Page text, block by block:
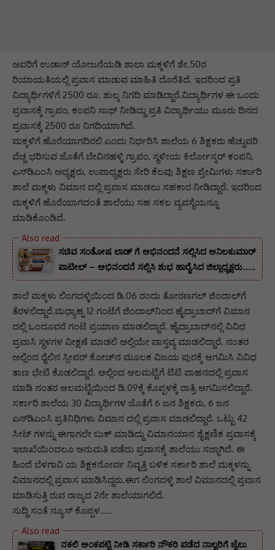
ಅವರಿಗೆ ಉಡಾನ್‌ ಯೋಜನೆಯಡಿ ಶಾಲಾ ಮಕ್ಕಳಿಗೆ ಶೇ.50ರ
ರಿಯಾಯತಿಯಲ್ಲಿ ಪ್ರವಾಸ ಮಾಡುವ ಮಾಹಿತಿ ದೊರೆತಿದೆ. ಇದರಿಂದ ಪ್ರತಿ
ವಿದ್ಯಾರ್ಥಿಗಳಿಗೆ 2500 ರೂ. ಶುಲ್ಕ ನಿಗದಿ ಮಾಡಿದ್ದಾರೆ.ವಿದ್ಯಾರ್ಥಿಗಳ ಈ ಒಂದು
ಪ್ರವಾಸಕ್ಕೆ ಗ್ರಾಪಂ, ಕಂಪನಿ ಸಾಥ್‌ ನೀಡಿದ್ದು ಪ್ರತಿ ವಿದ್ಯಾರ್ಥಿಯು ಮೂರು ದಿನದ
ಪ್ರವಾಸಕ್ಕೆ 2500 ರೂ ನಿಗದಿಯಾಾಗಿದೆ.
ಮಕ್ಕಳಿಗೆ ಹೊರೆಯಾಗದಿರಲಿ ಎಂದು ನಿರ್ಧರಿಸಿ ಶಾಲೆಯ 6 ಶಿಕ್ಷಕರು ಹೆಚ್ಚುವರಿ
ವೆಚ್ಚ ಭರಿಸುವ ಜೊತೆಗೆ ಬೇವಿನಹಳ್ಳಿ ಗ್ರಾಪಂ, ಸ್ಥಳೀಯ ಕಿರ್ಲೋಸ್ಕರ್‌ ಕಂಪನಿ,
ಎಸ್‌ಡಿಎಂಸಿ ಅಧ್ಯಕ್ಷರು, ಉಪಾಧ್ಯಕ್ಷರು ಸೇರಿ ಕೆಲವು ಶಿಕ್ಷಣ ಪ್ರೇಮಿಗಳು ಸರ್ಕಾರಿ
ಶಾಲೆ ಮಕ್ಕಳು ವಿಮಾನ ದಲ್ಲಿ ಪ್ರವಾಸ ಮಾಡಲು ಸಹಕಾರ ನೀಡಿದ್ದಾರೆ. ಇದರಿಂದ
ಮಕ್ಕಳಿಗೆ ಹೊರೆಯಾಗದಂತೆ ಶಾಲೆಯು ಸಹ ಸಕಲ ವ್ಯವಸ್ಥೆಯನ್ನೂ
ಮಾಡಿಕೊಂಡಿದೆ.
ಸಚಿವ ಸಂತೋಷ ಲಾಡ್ ಗೆ ಅಭಿನಂದನೆ ಸಲ್ಲಿಸಿದ ಅನಿಲಕುಮಾರ್
ಪಾಟೀಲ್ – ಅಭಿನಂದನೆ ಸಲ್ಲಿಸಿ ಶುಭ ಹಾರೈಸಿದ ಜಿಲ್ಲಾಧ್ಯಕ್ಷರು…..
ಶಾಲೆ ಮಕ್ಕಳು ಲಿಂಗದಳ್ಳಿಯಿಂದ ಡಿ.06 ರಂದು ತೋರಣಗಲ್‌ ಜಿಂದಾಲ್‌ಗೆ
ತೆರಳಲಿದ್ದಾರೆ.ಮಧ್ಯಾಹ್ನ 12 ಗಂಟೆಗೆ ಜಿಂದಾಲ್‌ನಿಂದ ಹೈದ್ರಾಬಾದ್‌ಗೆ ವಿಮಾನ
ದಲ್ಲಿ ಒಂದೂವರೆ ಗಂಟೆ ಪ್ರಯಾಣ ಮಾಡಲಿದ್ದಾರೆ. ಹೈದ್ರಾಬಾದ್‌ನಲ್ಲಿ ವಿವಿಧ
ಪ್ರವಾಸಿ ಸ್ಥಳಗಳ ವೀಕ್ಷಣೆ ಮಾಡಲಿ ಅಲ್ಲಿಯೇ ವಾಸ್ತವ್ಯ ಮಾಡಲಿದ್ದಾರೆ. ನಂತರ
ಅಲ್ಲಿಂದ ರೈಲಿನ ಸ್ಲೀಪರ್‌ ಕೋಚ್‌ನ ಮೂಲಕ ವಿಜಯ ಪುರಕ್ಕೆ ಆಗಮಿಸಿ ವಿವಿಧ
ತಾಣ ಭೇಟಿ ಕೊಡಲಿದ್ದಾರೆ. ಅಲ್ಲಿಂದ ಆಲಮಟ್ಟಿಗೆ ಟಿಟಿ ವಾಹನದಲ್ಲಿ ಪ್ರವಾಸ
ಮಾಡಿ ನಂತರ ಆಲಮಟ್ಟಿಯಿಂದ ಡಿ.09ಕ್ಕೆ ಕೊಪ್ಪಳಕ್ಕೆ ರಾತ್ರಿ ಆಗಮಿಸಲಿದ್ದಾರೆ.
ಸರ್ಕಾರಿ ಶಾಲೆಯ 30 ವಿದ್ಯಾರ್ಥಿಗಳ ಜೊತೆಗೆ 6 ಜನ ಶಿಕ್ಷಕರು, 6 ಜನ
ಎಸ್‌ಡಿಎಂಸಿ ಪ್ರತಿನಿಧಿಗಳು ವಿಮಾನ ದಲ್ಲಿ ಪ್ರವಾಸ ಮಾಡಲಿದ್ದಾರೆ. ಒಟ್ಟು 42
ಸೀಟ್‌ ಗಳನ್ನು ಈಗಾಗಲೇ ಬುಕ್‌ ಮಾಡಿದ್ದು ವಿಮಾನಯಾನ ಶೈಕ್ಷಣಿಕ ಪ್ರವಾಸಕ್ಕೆ
ಇಲಾಖೆಯಿಂದಲೂ ಅನುಮತಿ ಪಡೆದು ಪ್ರವಾಸಕ್ಕೆ ಶಾಲೆಯು ಸಜ್ಜಾಗಿದೆ. ಈ
ಹಿಂದೆ ಬೆಳಗಾವಿ ಯ ಶಿಕ್ಷಕನೋರ್ವ ನಿವೃತ್ತಿ ಬಳಿಕ ಸರ್ಕಾರಿ ಶಾಲೆ ಮಕ್ಕಳನ್ನು
ವಿಮಾನದಲ್ಲಿ ಪ್ರವಾಸ ಮಾಡಿಸಿದ್ದರು.ಈಗ ಲಿಂಗದಳ್ಳಿ ಶಾಲೆ ವಿಮಾನದಲ್ಲಿ ಪ್ರವಾಸ
ಮಾಡಿಸುತ್ತಿ ರುವ ರಾಜ್ಯದ 2ನೇ ಶಾಲೆಯಾಗಲಿದೆ.
ಸುದ್ದಿ ಸಂತೆ ನ್ಯೂಸ್ ಕೊಪ್ಪಳ…..
ನಕಲಿ ಅಂಕಪಟ್ಟಿ ನೀಡಿ ಸರ್ಕಾರಿ ನೌಕರಿ ಪಡೆದ ನಾಲ್ವರಿಗೆ ಜೈಲು